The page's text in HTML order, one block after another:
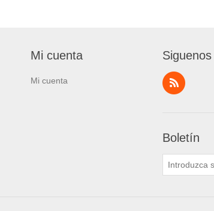
Mi cuenta
Mi cuenta
Siguenos
Boletín